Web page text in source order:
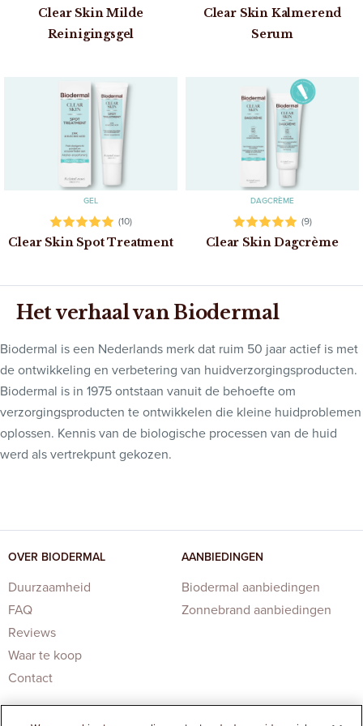
Clear Skin Milde
Reinigingsgel
Clear Skin Kalmerend
Serum
GEL
(10)
Clear Skin Spot Treatment
DAGCRÈME
(9)
Clear Skin Dagcrème
Het verhaal van Biodermal
Biodermal is een Nederlands merk dat ruim 50 jaar actief is met
de ontwikkeling en verbetering van huidverzorgingsproducten.
Biodermal is in 1975 ontstaan vanuit de behoefte om
verzorgingsproducten te ontwikkelen die kleine huidproblemen
oplossen. Kennis van de biologische processen van de huid
werd als vertrekpunt gekozen.
OVER BIODERMAL
Duurzaamheid
FAQ
Reviews
Waar te koop
Contact
AANBIEDINGEN
Biodermal aanbiedingen
Zonnebrand aanbiedingen